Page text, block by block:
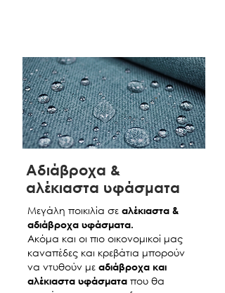
Aδιάβροχα &
αλέκιαστα υφάσματα
Μεγάλη ποικιλία σε αλέκιαστα &
αδιάβροχα υφάσματα.
Ακόμα και οι πιο οικονομικοί μας
καναπέδες και κρεβάτια μπορούν
να ντυθούν με αδιάβροχα και
αλέκιαστα υφάσματα που θα